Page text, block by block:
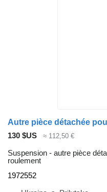
130 $US ≈ 112,50 €
Suspension - autre pièce
roulement
1972552